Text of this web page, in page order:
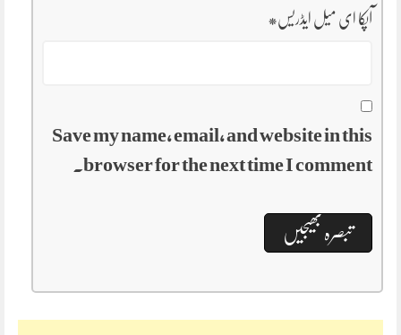
آپکا ای میل ایڈریس*
Save my name, email, and website in this
browser for the next time I comment.